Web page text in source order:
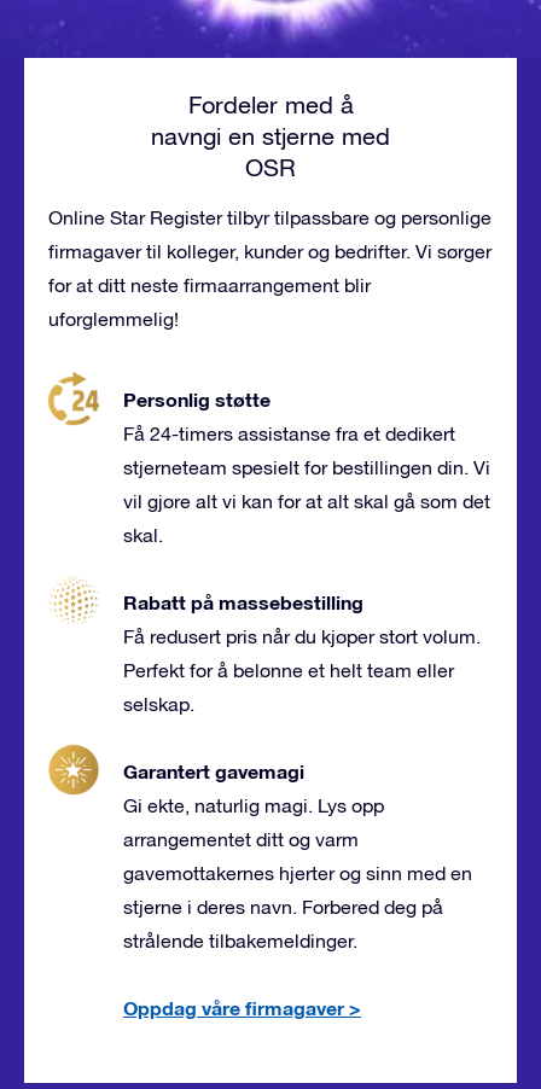
Fordeler med å
navngi en stjerne med
OSR
Online Star Register tilbyr tilpassbare og personlige
firmagaver til kolleger, kunder og bedrifter. Vi sørger
for at ditt neste firmaarrangement blir
uforglemmelig!
Personlig støtte
Få 24-timers assistanse fra et dedikert
stjerneteam spesielt for bestillingen din. Vi
vil gjøre alt vi kan for at alt skal gå som det
skal.
Rabatt på massebestilling
Få redusert pris når du kjøper stort volum.
Perfekt for å belønne et helt team eller
selskap.
Garantert gavemagi
Gi ekte, naturlig magi. Lys opp
arrangementet ditt og varm
gavemottakernes hjerter og sinn med en
stjerne i deres navn. Forbered deg på
strålende tilbakemeldinger.
Oppdag våre firmagaver>